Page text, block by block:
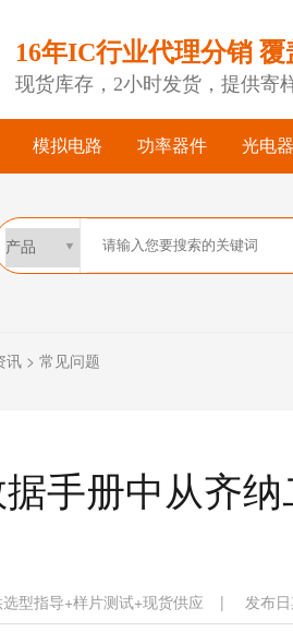
16年IC行业代理分销
现货库存，2小时发货，提供寄
模拟电路 功率器件 光电
讯 > 常见问题
手册中从齐
型指导+样片测试+现货供应 | 发布